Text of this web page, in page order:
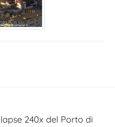
240x del Porto di